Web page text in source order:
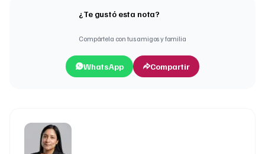
¿Te gustó esta nota?
Compártela con tus amigos y familia
WhatsApp Compartir